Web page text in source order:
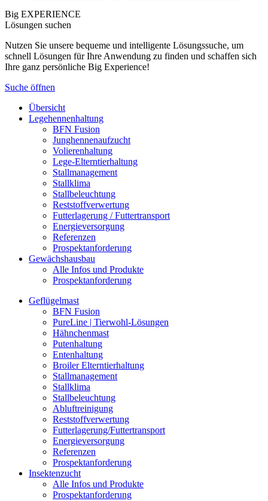
Big EXPERIENCE
Lösungen suchen
Nutzen Sie unsere bequeme und intelligente Lösungssuche, um
schnell Lösungen für Ihre Anwendung zu finden und schaffen sich
Ihre ganz persönliche Big Experience!
Suche öffnen
Übersicht
Legehennenhaltung
BFN Fusion
Junghennenaufzucht
Volierenhaltung
Lege-Elterntierhaltung
Stallmanagement
Stallklima
Stallbeleuchtung
Reststoffverwertung
Futterlagerung / Futtertransport
Energieversorgung
Referenzen
Prospektanforderung
Gewächshausbau
Alle Infos und Produkte
Prospektanforderung
Geflügelmast
BFN Fusion
PureLine | Tierwohl-Lösungen
Hähnchenmast
Putenhaltung
Entenhaltung
Broiler Elterntierhaltung
Stallmanagement
Stallklima
Stallbeleuchtung
Abluftreinigung
Reststoffverwertung
Futterlagerung/Futtertransport
Energieversorgung
Referenzen
Prospektanforderung
Insektenzucht
Alle Infos und Produkte
Prospektanforderung